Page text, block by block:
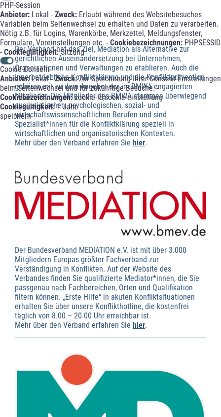
PHP-Session
Anbieter: Lokal - Zweck: Erlaubt während des Websitebesuches
Variablen beim Seitenwechsel zu erhalten und Daten zu verarbeiten.
Nötig z.B. für Logins, Warenkörbe, Merkzettel, Meldungsfenster,
Formulare, Voreinstellungen etc. - Cookiebezeichnungen: PHPSESSID
- Cookiegültigkeit:Sitzung
Cookie-Consent
Anbieter:Lokal -Zweck:Zur Speicherung Ihrer Consent-Einstellungen
beim Seitenwechsel und für zukünftige Besuche. -
Cookiebezeichnungen:cookie-id;cookie-einstellung -
Cookiegültigkeit:1 Jahr
speichern
Der Verband hat das Ziel, Mediation als Alternative zur
gerichtlichen Auseinandersetzung bei Unternehmen,
Organisationen und Verwaltungen zu etablieren. Auch die
innerbetriebliche Konfliktklärung und die Konfliktprävention
gehören mit zu dem Angebot der im BMWA engagierten
Mitglieder. Die Mitglieder des BMWA stammen überwiegend
aus juristischen, psychologischen, sozial- und
wirtschaftswissenschaftlichen Berufen und sind
Spezialist*innen für die Konfliktklärung speziell in
wirtschaftlichen und organisatorischen Kontexten.
Mehr über den Verband erfahren Sie hier.
Der Bundesverband MEDIATION e.V. ist mit über 3.000
Mitgliedern Europas größter Fachverband zur
Verständigung in Konflikten. Auf der Website des
Verbandes finden Sie qualifizierte Mediator*innen, die Sie
passgenau nach Fachbereichen, Orten und Qualifikation
filtern können. „Erste Hilfe“ in akuten Konfliktsituationen
erhalten Sie über unsere Konflikthotline, die kostenfrei
täglich von 8.00 – 20.00 Uhr erreichbar ist.
Mehr über den Verband erfahren Sie hier.